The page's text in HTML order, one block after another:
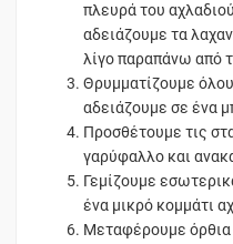
πλευρά του
αδειάζουμε τα
λίγο παραπάνω από
Θρυμματίζουμε
αδειάζουμε σε ένα
Προσθέτουμε τις
γαρύφαλλο και
Γεμίζουμε
ένα μικρό κομμάτι
Μεταφέρουμε όρθια